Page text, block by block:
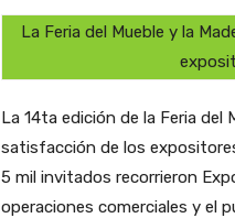
La Feria del Mueble y la
La 14ta edición de la Feria del
satisfacción de los
5 mil invitados recorrieron
operaciones comerciales y el